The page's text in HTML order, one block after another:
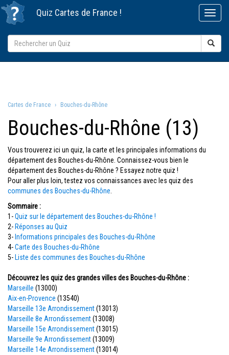
Quiz Cartes de France !
Cartes de France Bouches-du-Rhône
Bouches-du-Rhône (13)
Vous trouverez ici un quiz, la carte et les principales informations du
département des Bouches-du-Rhône. Connaissez-vous bien le
département des Bouches-du-Rhône ? Essayez notre quiz !
Pour aller plus loin, testez vos connaissances avec les quiz des
communes des Bouches-du-Rhône
Sommaire :
1-Quiz sur le département des Bouches-du-Rhône !
2- Réponses au Quiz
3- Informations principales des Bouches-du-Rhône
4-Carte des Bouches-du-Rhône
5- Liste des communes des Bouches-du-Rhône
Découvrez les quiz des grandes villes des Bouches-du-Rhône :
Marseille (13000)
Aix-en-Provence (13540)
Marseille 13e Arrondissement(13013)
Marseille 8e Arrondissement(13008)
Marseille 15e Arrondissement(13015)
Marseille 9e Arrondissement(13009)
Marseille 14e Arrondissement(13014)